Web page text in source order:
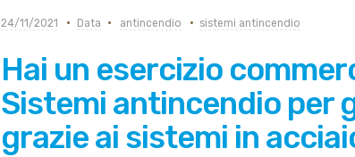
24/11/2021 Data antincendio sistemi antincendio
Hai un esercizio
Sistemi antincendio per
grazie ai sistemi in